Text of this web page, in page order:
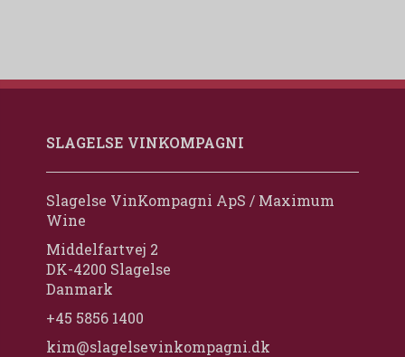
SLAGELSE VINKOMPAGNI
Slagelse VinKompagni ApS / Maximum
Wine
Middelfartvej 2
DK-4200 Slagelse
Danmark
+45 5856 1400
kim@slagelsevinkompagni.dk